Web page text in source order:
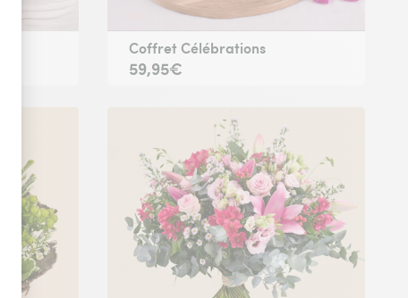
Coffret Célébrations
59,95€